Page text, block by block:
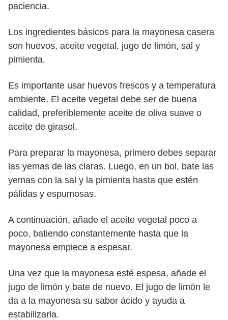
paciencia.
Los ingredientes básicos para la mayonesa casera
son huevos, aceite vegetal, jugo de limón, sal y
pimienta.
Es importante usar huevos frescos y a temperatura
ambiente. El aceite vegetal debe ser de buena
calidad, preferiblemente aceite de oliva suave o
aceite de girasol.
Para preparar la mayonesa, primero debes separar
las yemas de las claras. Luego, en un bol, bate las
yemas con la sal y la pimienta hasta que estén
pálidas y espumosas.
A continuación, añade el aceite vegetal poco a
poco, batiendo constantemente hasta que la
mayonesa empiece a espesar.
Una vez que la mayonesa esté espesa, añade el
jugo de limón y bate de nuevo. El jugo de limón le
da a la mayonesa su sabor ácido y ayuda a
estabilizarla.